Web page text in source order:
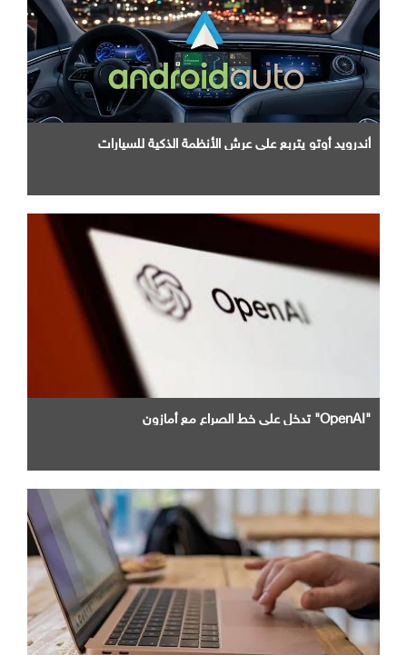
أندرويد أوتو يتربع علي عرش الأنظمة الذكية للسيارات
"OpenAI" تدخل علي خط الصراع مع أمازون